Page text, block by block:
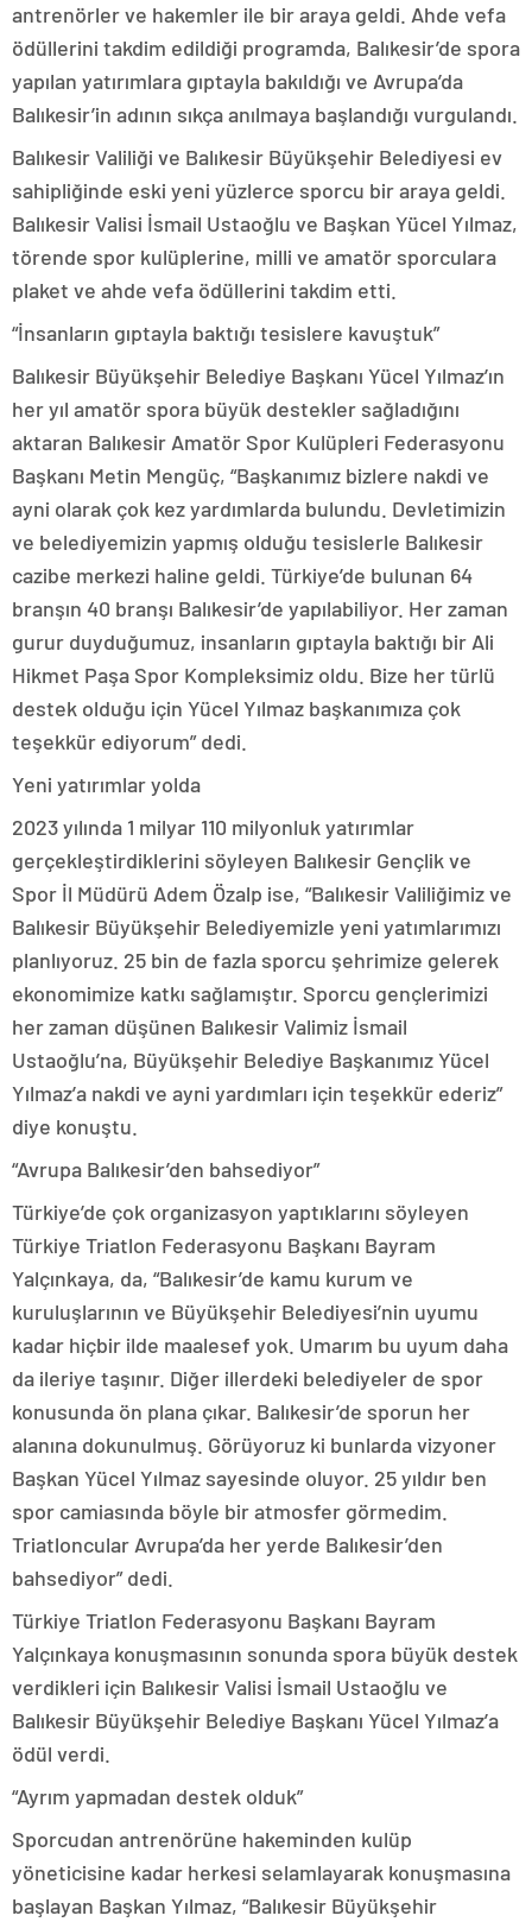
antrenörler ve hakemler ile bir araya geldi. Ahde vefa
ödüllerini takdim edildiği programda, Balıkesir’de spora
yapılan yatırımlara gıptayla bakıldığı ve Avrupa’da
Balıkesir’in adının sıkça anılmaya başlandığı vurgulandı.
Balıkesir Valiliği ve Balıkesir Büyükşehir Belediyesi ev
sahipliğinde eski yeni yüzlerce sporcu bir araya geldi.
Balıkesir Valisi İsmail Ustaoğlu ve Başkan Yücel Yılmaz,
törende spor kulüplerine, milli ve amatör sporculara
plaket ve ahde vefa ödüllerini takdim etti.
“İnsanların gıptayla baktığı tesislere kavuştuk”
Balıkesir Büyükşehir Belediye Başkanı Yücel Yılmaz’ın
her yıl amatör spora büyük destekler sağladığını
aktaran Balıkesir Amatör Spor Kulüpleri Federasyonu
Başkanı Metin Mengüç, “Başkanımız bizlere nakdi ve
ayni olarak çok kez yardımlarda bulundu. Devletimizin
ve belediyemizin yapmış olduğu tesislerle Balıkesir
cazibe merkezi haline geldi. Türkiye’de bulunan 64
branşın 40 branşı Balıkesir’de yapılabiliyor. Her zaman
gurur duyduğumuz, insanların gıptayla baktığı bir Ali
Hikmet Paşa Spor Kompleksimiz oldu. Bize her türlü
destek olduğu için Yücel Yılmaz başkanımıza çok
teşekkür ediyorum” dedi.
Yeni yatırımlar yolda
2023 yılında 1 milyar 110 milyonluk yatırımlar
gerçekleştirdiklerini söyleyen Balıkesir Gençlik ve
Spor İl Müdürü Adem Özalp ise, “Balıkesir Valiliğimiz ve
Balıkesir Büyükşehir Belediyemizle yeni yatımlarımızı
planlıyoruz. 25 bin de fazla sporcu şehrimize gelerek
ekonomimize katkı sağlamıştır. Sporcu gençlerimizi
her zaman düşünen Balıkesir Valimiz İsmail
Ustaoğlu’na, Büyükşehir Belediye Başkanımız Yücel
Yılmaz’a nakdi ve ayni yardımları için teşekkür ederiz”
diye konuştu.
“Avrupa Balıkesir’den bahsediyor”
Türkiye’de çok organizasyon yaptıklarını söyleyen
Türkiye Triatlon Federasyonu Başkanı Bayram
Yalçınkaya, da, “Balıkesir’de kamu kurum ve
kuruluşlarının ve Büyükşehir Belediyesi’nin uyumu
kadar hiçbir ilde maalesef yok. Umarım bu uyum daha
da ileriye taşınır. Diğer illerdeki belediyeler de spor
konusunda ön plana çıkar. Balıkesir’de sporun her
alanına dokunulmuş. Görüyoruz ki bunlarda vizyoner
Başkan Yücel Yılmaz sayesinde oluyor. 25 yıldır ben
spor camiasında böyle bir atmosfer görmedim.
Triatloncular Avrupa’da her yerde Balıkesir’den
bahsediyor” dedi.
Türkiye Triatlon Federasyonu Başkanı Bayram
Yalçınkaya konuşmasının sonunda spora büyük destek
verdikleri için Balıkesir Valisi İsmail Ustaoğlu ve
Balıkesir Büyükşehir Belediye Başkanı Yücel Yılmaz’a
ödül verdi.
“Ayrım yapmadan destek olduk”
Sporcudan antrenörüne hakeminden kulüp
yöneticisine kadar herkesi selamlayarak konuşmasına
başlayan Başkan Yılmaz, “Balıkesir Büyükşehir